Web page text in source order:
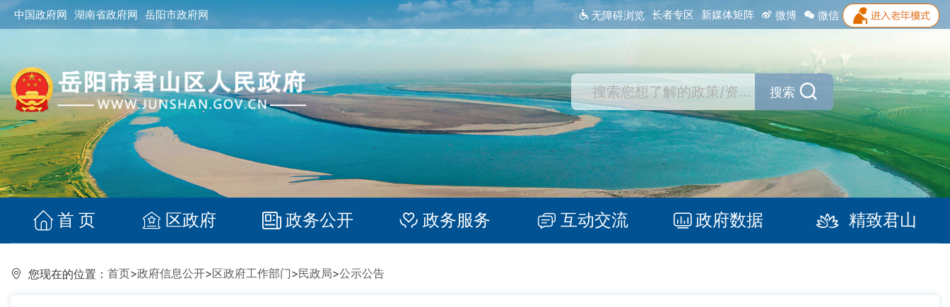
中国政府网 湖南省政府网 岳阳市政府网 无障碍浏览 长者专区 新媒体矩阵 微博 微信
搜索
首 页 区政府 政务公开 政务服务 互动交流 政府数据 精致君山
您现在的位置： 首页>政府信息公开>区政府工作部门>民政局>公示公告